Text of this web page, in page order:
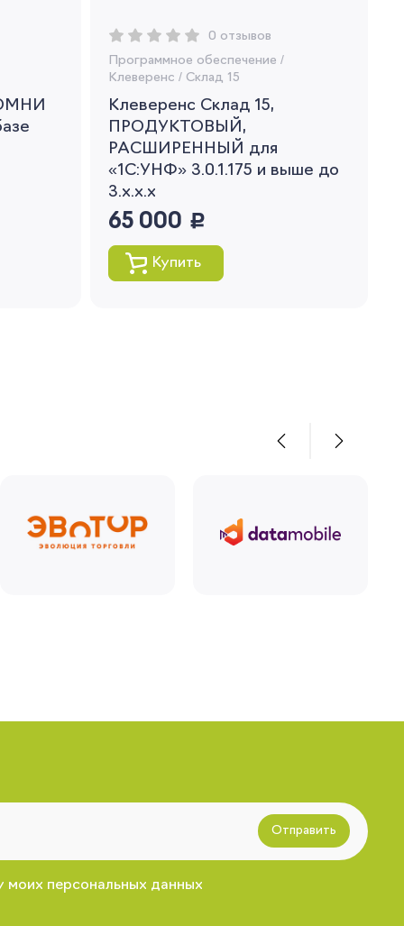
ОМНИ
0 отзывов
Программное обеспечение /
Клеверенс / Склад 15
Клеверенс Склад 15,
ПРОДУКТОВЫЙ,
РАСШИРЕННЫЙ для
«1С:УНФ» 3.0.1.175 и выше до
3.x.x.x
65 000 руб.
Купить
Отправить
моих персональных данных